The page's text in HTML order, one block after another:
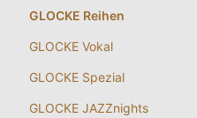
GLOCKE Reihen
GLOCKE Vokal
GLOCKE Spezial
GLOCKE JAZZnights